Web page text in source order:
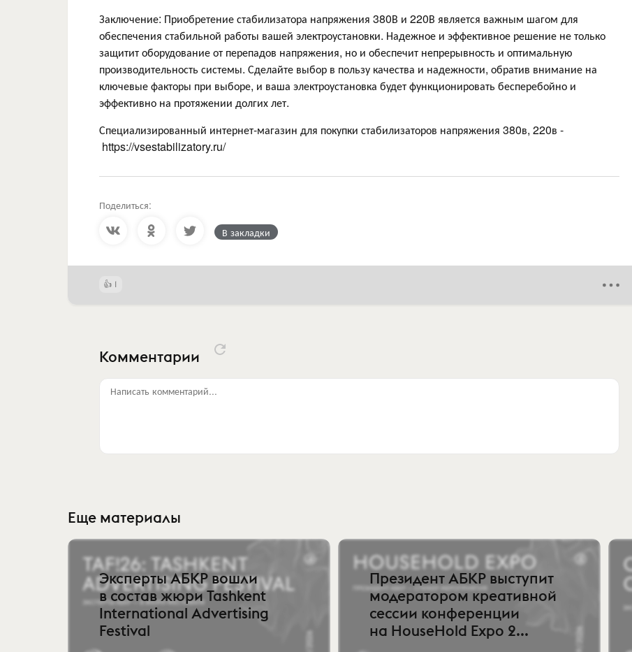
Заключение: Приобретение стабилизатора напряжения 380В и 220В является важным шагом для
обеспечения стабильной работы вашей электроустановки. Надежное и эффективное решение не только
защитит оборудование от перепадов напряжения, но и обеспечит непрерывность и оптимальную
производительность системы. Сделайте выбор в пользу качества и надежности, обратив внимание на
ключевые факторы при выборе, и ваша электроустановка будет функционировать бесперебойно и
эффективно на протяжении долгих лет.
Специализированный интернет-магазин для покупки стабилизаторов напряжения 380в, 220в -
https://vsestabilizatory.ru/
Поделиться:
В закладки
1
Комментарии
Написать комментарий...
Еще материалы
Эксперты АБКР вошли
в состав жюри Tashkent
International Advertising
Festival
Президент АБКР выступит
модератором креативной
сессии конференции
на HouseHold Expo 2...